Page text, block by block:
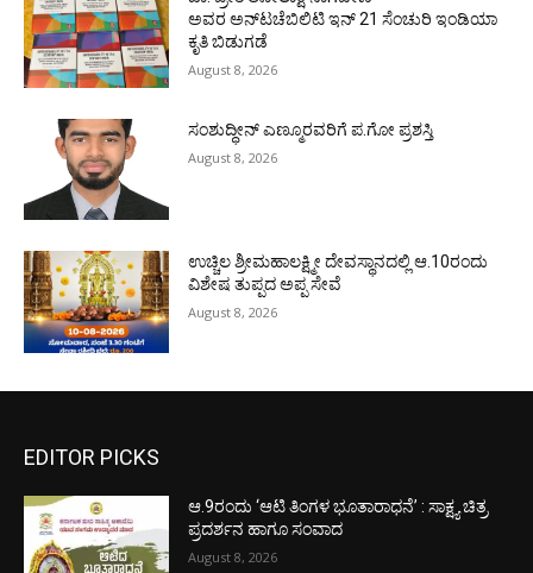
ಅವರ ಅನ್‌ಟಚೆಬಿಲಿಟಿ ಇನ್ 21 ಸೆಂಚುರಿ ಇಂಡಿಯಾ
ಕೃತಿ ಬಿಡುಗಡೆ
August 8, 2026
ಸಂಶುದ್ಧೀನ್ ಎಣ್ಮೂರವರಿಗೆ ಪ.ಗೋ ಪ್ರಶಸ್ತಿ
August 8, 2026
ಉಚ್ಚಿಲ ಶ್ರೀಮಹಾಲಕ್ಷ್ಮೀ ದೇವಸ್ಥಾನದಲ್ಲಿ ಆ.10ರಂದು
ವಿಶೇಷ ತುಪ್ಪದ ಅಪ್ಪ ಸೇವೆ
August 8, 2026
EDITOR PICKS
ಆ.9ರಂದು ‘ಆಟಿ ತಿಂಗಳ ಭೂತಾರಾಧನೆ’ : ಸಾಕ್ಷ್ಯ ಚಿತ್ರ
ಪ್ರದರ್ಶನ ಹಾಗೂ ಸಂವಾದ
August 8, 2026